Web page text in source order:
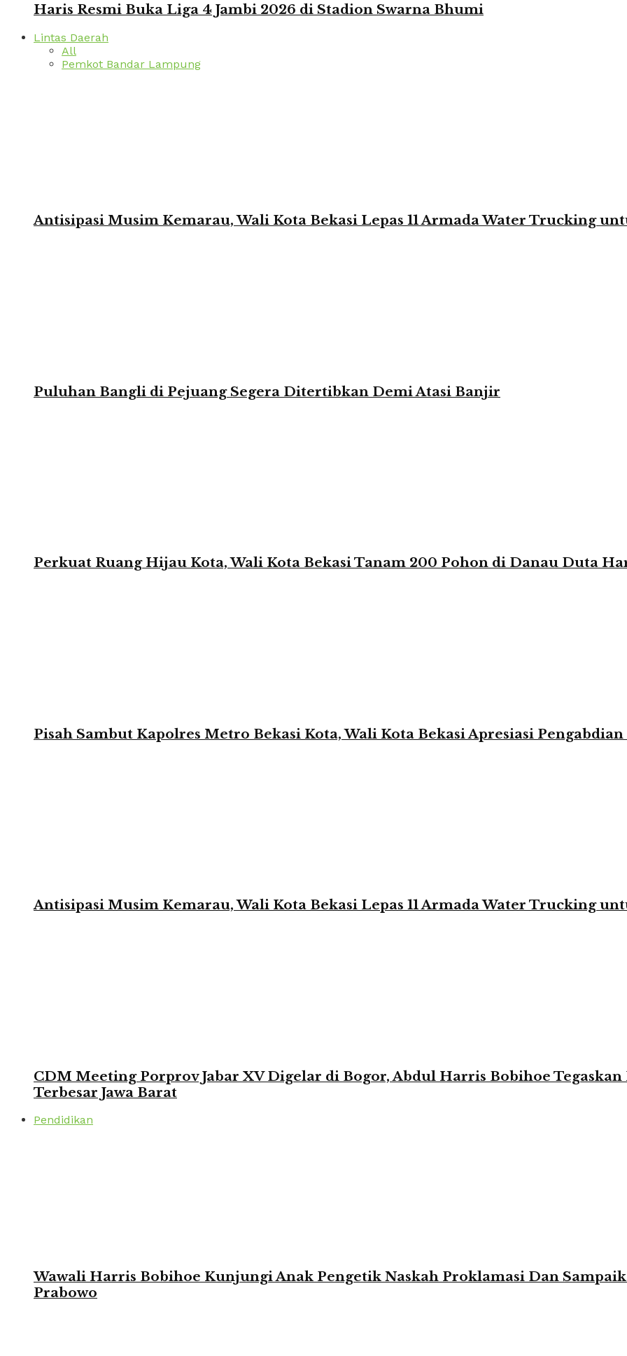
Haris Resmi Buka Liga 4 Jambi 2026 di Stadion Swarna Bhumi
Lintas Daerah
All
Pemkot Bandar Lampung
Antisipasi Musim Kemarau, Wali Kota Bekasi Lepas 11 Armada Water Trucking
Puluhan Bangli di Pejuang Segera Ditertibkan Demi Atasi Banjir
Perkuat Ruang Hijau Kota, Wali Kota Bekasi Tanam 200 Pohon di Danau Duta
Pisah Sambut Kapolres Metro Bekasi Kota, Wali Kota Bekasi Apresiasi
Antisipasi Musim Kemarau, Wali Kota Bekasi Lepas 11 Armada Water Trucking
CDM Meeting Porprov Jabar XV Digelar di Bogor, Abdul Harris Bobihoe
Terbesar Jawa Barat
Pendidikan
Wawali Harris Bobihoe Kunjungi Anak Pengetik Naskah Proklamasi Dan
Prabowo